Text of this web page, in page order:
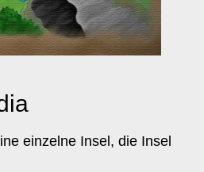
einzelne Insel, die Insel